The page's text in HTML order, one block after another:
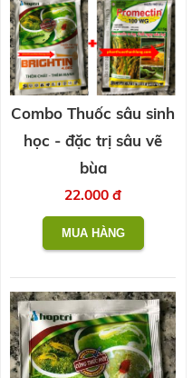
Combo Thuốc sâu sinh
học - đặc trị sâu vẽ
bùa
22.000 đ